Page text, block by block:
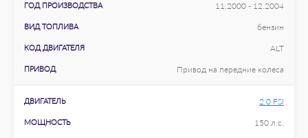
ГОД ПРОИЗВОДСТВА 11.2000 - 12.2004
ВИД ТОПЛИВА бензин
КОД ДВИГАТЕЛЯ ALT
ПРИВОД Привод на передние колеса
ДВИГАТЕЛЬ 2.0 FSI
МОЩНОСТЬ 150 л.с.